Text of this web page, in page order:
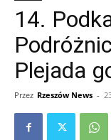
14.
Plejada
Przez Rzeszów News -